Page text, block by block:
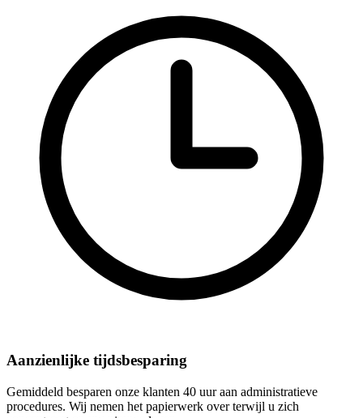
Aanzienlijke tijdsbesparing
Gemiddeld besparen onze klanten 40 uur aan administratieve
procedures. Wij nemen het papierwerk over terwijl u zich